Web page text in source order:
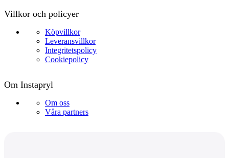
Villkor och policyer
Köpvillkor
Leveransvillkor
Integritetspolicy
Cookiepolicy
Om Instapryl
Om oss
Våra partners